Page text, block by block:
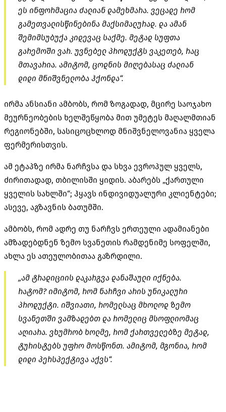
ეს ინფორმაცია ძალიან დამეხმარა. ვეცადე რომ
გამეთვალისწინებინა მაქსიმალურად. და ამან
შემიმსუბუქა კიდევაც საქმე. მეტად სუფთა
გარემოში ვარ. უვნებელ პროდუქტს ვაკეთებ, რაც
მთავარია. ამიტომ, ცოდნის მიღებასაც ძალიან
დიდი მნიშვნელობა ჰქონდა“.
ირმა ანსიანი ამბობს, რომ ზოგადად, მცირე საოჯახო
მეურნეობების ხელშეწყობა მით უმეტეს მაღალმთიან
რეგიონებში, სასიცოცხლოდ მნიშვნელოვანია ყველა
ფერმერისთვის.
ამ ეტაპზე ირმა ნარჩვსა და სხვა ევროპულ ყველს,
ძირითადად, თბილისში ყიდის. აბარებს „ქართული
ყველის სახლში“; ჰყავს ინდივიდუალური კლიენტები;
ასევე, აგზავნის ბათუმში.
ამბობს, რომ ადრე თუ ნარჩვს ერთეული ადამიანები
ამზადებდნენ ზემო სვანეთის რამდენიმე სოფელში,
ახლა ეს ათეულობითაა გაზრდილი.
„ამ ტრადიციის დაკარგვა დანაშაული იქნება.
რატომ? იმიტომ, რომ ნარჩვი არის უნიკალური
პროდუქტი. იშვიათი, რომელსაც მხოლოდ ზემო
სვანეთში ვამზადებთ და რომელიც მსოფლიომაც
აღიარა. ვხუმრობ ხოლმე, რომ ქართველებზე მეტად,
ტურისტებს უფრო მოსწონთ. ამიტომ, მგონია, რომ
დიდი პერსპექტივა აქვს“.